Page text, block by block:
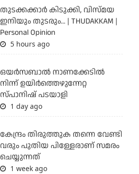
തുടക്കക്കാര്‍ കിടുക്കി, വിസ്മയ
ഇനിയും തുടരും... | THUDAKKAM |
Personal Opinion
5 hours ago
ഒയര്‍സബാൽ നാണക്കേടിൽ
നിന്ന് ഉയിർത്തെഴുന്നേറ്റ
സ്പാനിഷ് പടയാളി
1 day ago
കേന്ദ്രം തിരുത്തുക തന്നെ വേണ്ടി
വരും പുതിയ പിള്ളേരാണ് സമരം
ചെയ്യുന്നത്
1 week ago